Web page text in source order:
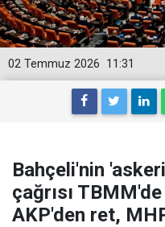
11:31
02 Temmuz 2026
Bahçeli'nin
çağrısı
AKP'den ret,